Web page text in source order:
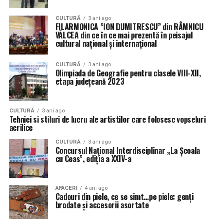
CULTURĂ 3 ani ago
FILARMONICA ”ION DUMITRESCU” din RÂMNICU
VÂLCEA din ce în ce mai prezentă în peisajul
cultural național și internațional
CULTURĂ 3 ani ago
Olimpiada de Geografie pentru clasele VIII-XII,
etapa judeţeană 2023
CULTURĂ 3 ani ago
Tehnici si stiluri de lucru ale artistilor care folosesc vopseluri
acrilice
CULTURĂ 3 ani ago
Concursul Național Interdisciplinar „La Școala
cu Ceas”, ediția a XXIV-a
AFACERI 4 ani ago
Cadouri din piele, ce se simt…pe piele: genți
brodate și accesorii asortate